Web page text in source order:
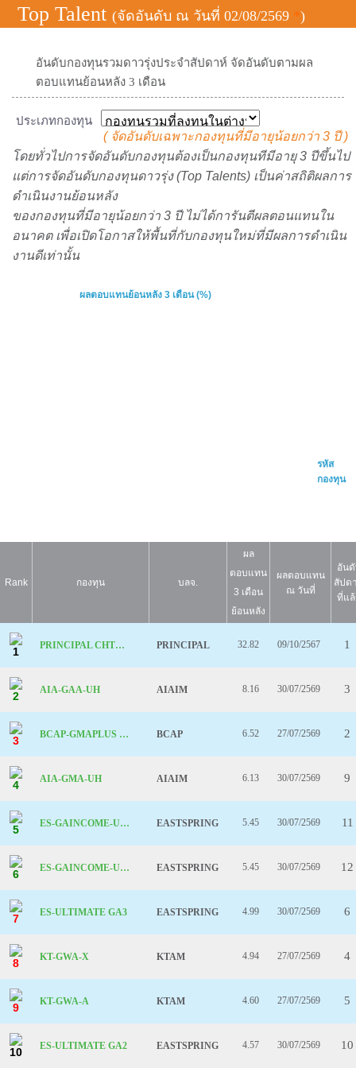
Top Talent(จัดอันดับ ณ วันที่ 02/08/2569 *)
อันดับกองทุนรวมดาวรุ่งประจำสัปดาห์ จัดอันดับตามผล
ตอบแทนย้อนหลัง 3 เดือน
ประเภทกองทุน
( จัดอันดับเฉพาะกองทุนที่มีอายุน้อยกว่า 3 ปี)
โดยทั่วไปการจัดอันดับกองทุนต้องเป็นกองทุนทีมีอายุ 3 ปีขึ้นไป
แต่การจัดอันดับกองทุนดาวรุ่ง (Top Talents) เป็นค่าสถิติผลการ
ดำเนินงานย้อนหลัง
ของกองทุนที่มีอายุน้อยกว่า 3 ปี ไม่ได้การันตีผลตอนแทนใน
อนาคต เพื่อเปิดโอกาสให้พื้นที่กับกองทุนใหม่ที่มีผลการดำเนิน
งานดีเท่านั้น
ผลตอบแทนย้อนหลัง 3 เดือน (%)
รหัส
กองทุน
Rank กองทุน บลจ.
ผล
ตอบแทน
3 เดือน
ย้อนหลัง
ผลตอบแทน
ณ วันที่
อัน
สัปด
ที่แ
1 PRINCIPAL CHTG6M2 PRINCIPAL 32.82 09/10/2567 1
2 AIA-GAA-UH AIAIM 8.16 30/07/2569 3
3 BCAP-GMAPLUS UH BCAP 6.52 27/07/2569 2
4 AIA-GMA-UH AIAIM 6.13 30/07/2569 9
5 ES-GAINCOME-UH-R EASTSPRING 5.45 30/07/2569 11
6 ES-GAINCOME-UH-A EASTSPRING 5.45 30/07/2569 12
7 ES-ULTIMATE GA3 EASTSPRING 4.99 30/07/2569 6
8 KT-GWA-X KTAM 4.94 27/07/2569 4
9 KT-GWA-A KTAM 4.60 27/07/2569 5
10 ES-ULTIMATE GA2 EASTSPRING 4.57 30/07/2569 10